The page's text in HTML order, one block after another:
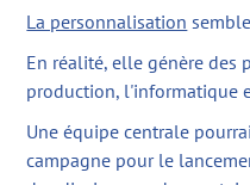
La personnalisation
En réalité, elle génère des
production, l'informatique
Une équipe centrale
campagne pour le